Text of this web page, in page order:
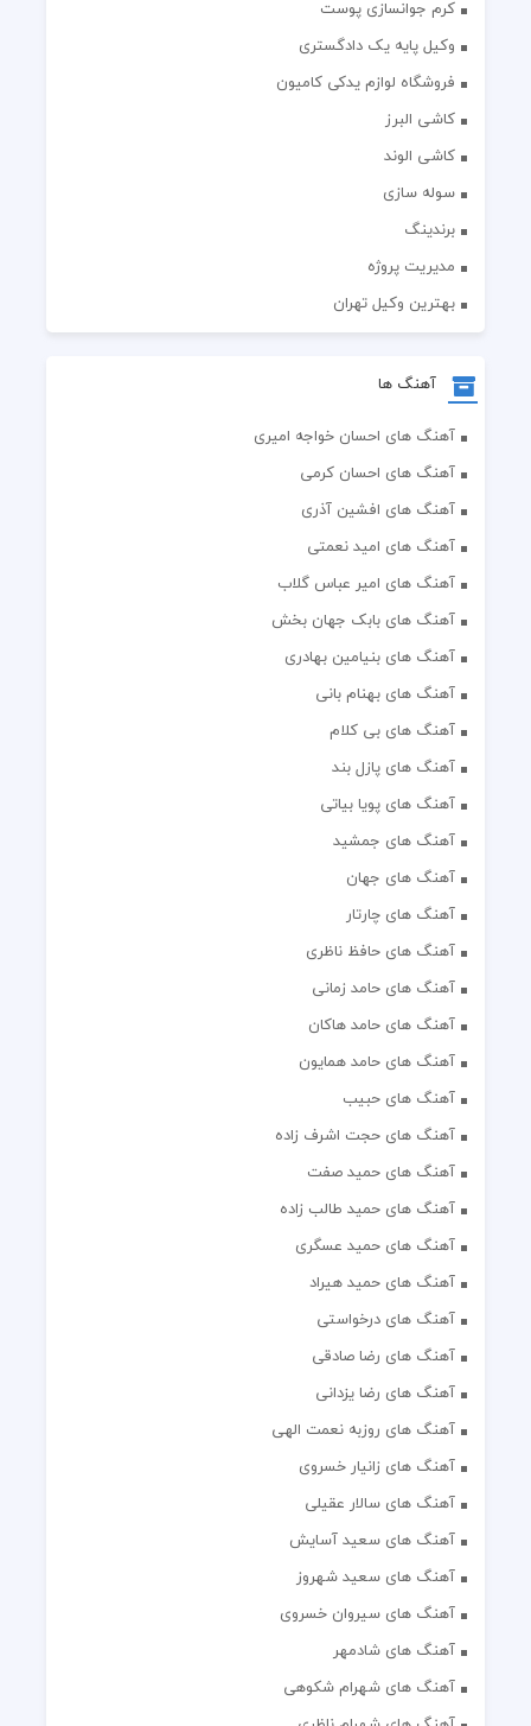
کرم جوانسازی پوست
وکیل پایه یک دادگستری
فروشگاه لوازم یدکی کامیون
کاشی البرز
کاشی الوند
سوله سازی
برندینگ
مدیریت پروژه
بهترین وکیل تهران
آهنگ ها
آهنگ های احسان خواجه امیری
آهنگ های احسان کرمی
آهنگ های افشین آذری
آهنگ های امید نعمتی
آهنگ های امیر عباس گلاب
آهنگ های بابک جهان بخش
آهنگ های بنیامین بهادری
آهنگ های بهنام بانی
آهنگ های بی کلام
آهنگ های پازل بند
آهنگ های پویا بیاتی
آهنگ های جمشید
آهنگ های جهان
آهنگ های چارتار
آهنگ های حافظ ناظری
آهنگ های حامد زمانی
آهنگ های حامد هاکان
آهنگ های حامد همایون
آهنگ های حبیب
آهنگ های حجت اشرف زاده
آهنگ های حمید صفت
آهنگ های حمید طالب زاده
آهنگ های حمید عسگری
آهنگ های حمید هیراد
آهنگ های درخواستی
آهنگ های رضا صادقی
آهنگ های رضا یزدانی
آهنگ های روزبه نعمت الهی
آهنگ های زانیار خسروی
آهنگ های سالار عقیلی
آهنگ های سعید آسایش
آهنگ های سعید شهروز
آهنگ های سیروان خسروی
آهنگ های شادمهر
آهنگ های شهرام شکوهی